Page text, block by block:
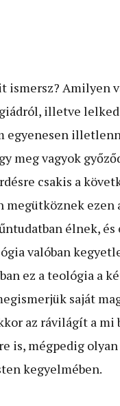
ismersz? Amilyen
illetve
egyenesen
meg vagyok
csakis a
megütköznek
élnek,
valóban
ez a teológia a
saját
az rávilágít a mi
is, mégpedig
kegyelmében.